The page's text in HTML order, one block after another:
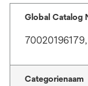
Global Catalog
Categorienaam